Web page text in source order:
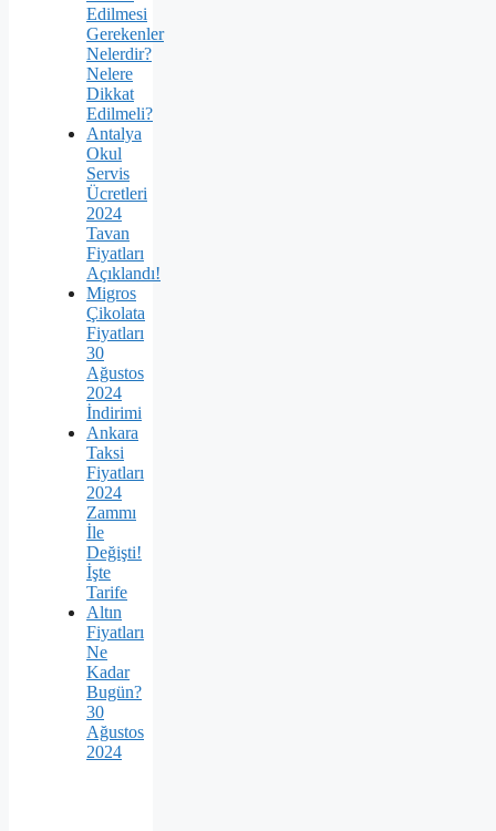
Edilmesi
Gerekenler
Nelerdir?
Nelere
Dikkat
Edilmeli?
Antalya
Okul
Servis
Ücretleri
2024
Tavan
Fiyatları
Açıklandı!
Migros
Çikolata
Fiyatları
30
Ağustos
2024
İndirimi
Ankara
Taksi
Fiyatları
2024
Zammı
İle
Değişti!
İşte
Tarife
Altın
Fiyatları
Ne
Kadar
Bugün?
30
Ağustos
2024